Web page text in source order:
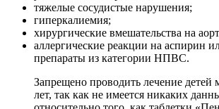
тяжелые сосудистые нарушения;
гиперкалиемия;
хирургические вмешательства на
аллергические реакции на аспирин
препараты из категории НПВС.
Запрещено проводить лечение детей
лет, так как не имеется никаких